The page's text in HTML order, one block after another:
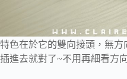
特色在於它的雙向接頭，無方
插進去就對了~不用再細看方